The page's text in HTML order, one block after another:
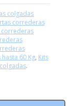
colgadas
correderas
60 Kg, Kits
.